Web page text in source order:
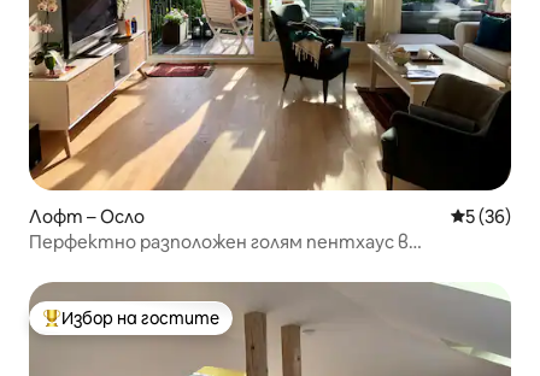
Лофт – Осло Средна
5 (36)
Перфектно разположен голям пентхаус в
Най-популярен избор на гостите
Избор на гостите